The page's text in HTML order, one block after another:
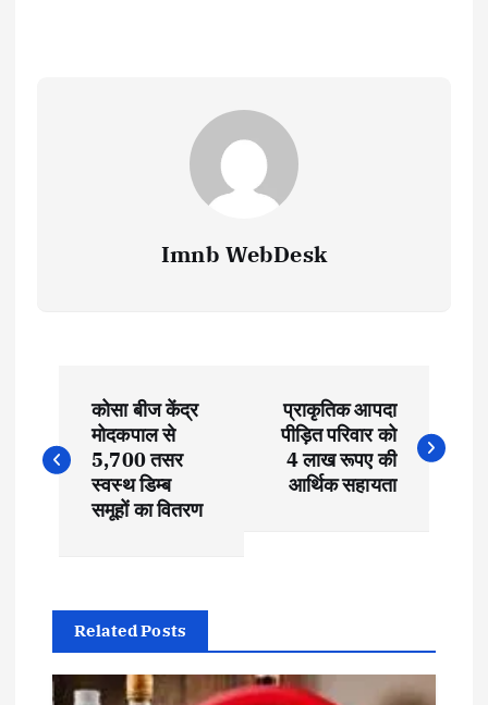
Imnb WebDesk
o
n
a
कोसा बीज केंद्र
मोदकपाल से
5,700 तसर
स्वस्थ डिम्ब
समूहों का वितरण
प्राकृतिक आपदा
पीड़ित परिवार को
4 लाख रूपए की
आर्थिक सहायता
Related Posts